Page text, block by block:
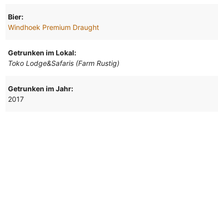
Bier:
Windhoek Premium Draught
Getrunken im Lokal:
Toko Lodge&Safaris (Farm Rustig)
Getrunken im Jahr:
2017